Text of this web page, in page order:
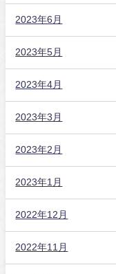
2023年6月
2023年5月
2023年4月
2023年3月
2023年2月
2023年1月
2022年12月
2022年11月